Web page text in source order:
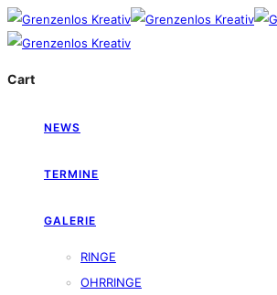
Cart
NEWS
TERMINE
GALERIE
RINGE
OHRRINGE